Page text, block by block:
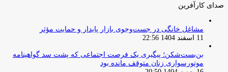
صدای کارآفرین
مشاغل خانگی در جست‌وجوی بازار پایدار و حمایت مؤثر
11 اسفند 1404 22:56
بن‌بست‌شکن؛ پیگیری یک فرصت اجتماعی که پشت سد گواهینامه
موتورسواری زنان متوقف مانده بود